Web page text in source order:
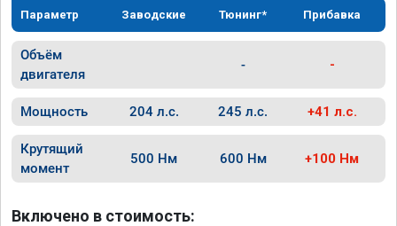
Параметр Заводские Тюнинг* Прибавка
Объём
двигателя
- -
Мощность 204 л.с. 245 л.с. +41 л.с.
Крутящий
момент
500 Нм 600 Нм +100 Нм
Включено в стоимость: